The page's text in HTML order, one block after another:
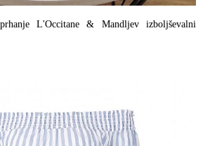
L'Occitane & Mandljev izboljševalni